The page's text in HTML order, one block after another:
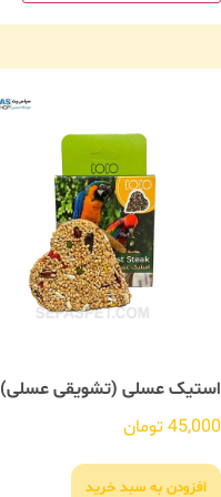
استیک عسلی (تشویقی عسلی)
45,000تومان
افزودن به سبد خرید